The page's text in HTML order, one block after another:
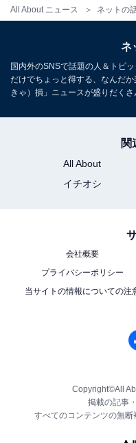
All About ニュース ネットの
ネ
国内外のSNSで話題の人＆トピ
だけでちょっと得する、なんだ
きゃ）損」ニュースが盛りだくさ
関
All About
イチオシ
会社概要
プライバシーポリシー
当サイトの情報についての注
Copyright©All
掲載の記事
すべてのコンテンツの無断